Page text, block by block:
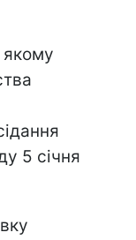
якому
5 січня